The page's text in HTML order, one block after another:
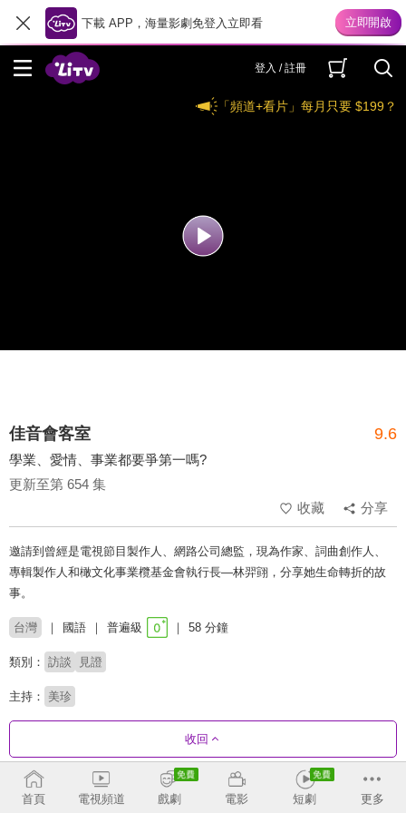
下載 APP，海量影劇免登入立即看
登入 / 註冊
「頻道+看片」每月只要 $199？
佳音會客室 9.6
學業、愛情、事業都要爭第一嗎?
更新至第 654 集
收藏
分享
邀請到曾經是電視節目製作人、網路公司總監，現為作家、詞曲創作人、
專輯製作人和橄文化事業欖基金會執行長—林羿翧，分享她生命轉折的故
事。
台灣 國語 普遍級 58 分鐘
類別： 訪談 見證
主持： 美珍
收回
劇集列表 收合
首頁 電視頻道 戲劇 電影 短劇 更多